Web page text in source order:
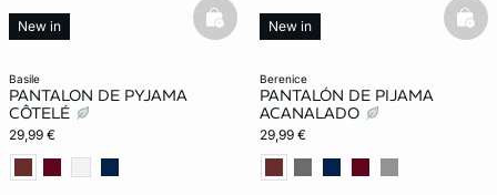
basile
PANTALON DE PYJAMA
CÔTELÉ
29,99 €
New in basketfull
berenice
PANTALÓN DE PIJAMA
ACANALADO
29,99 €
New in